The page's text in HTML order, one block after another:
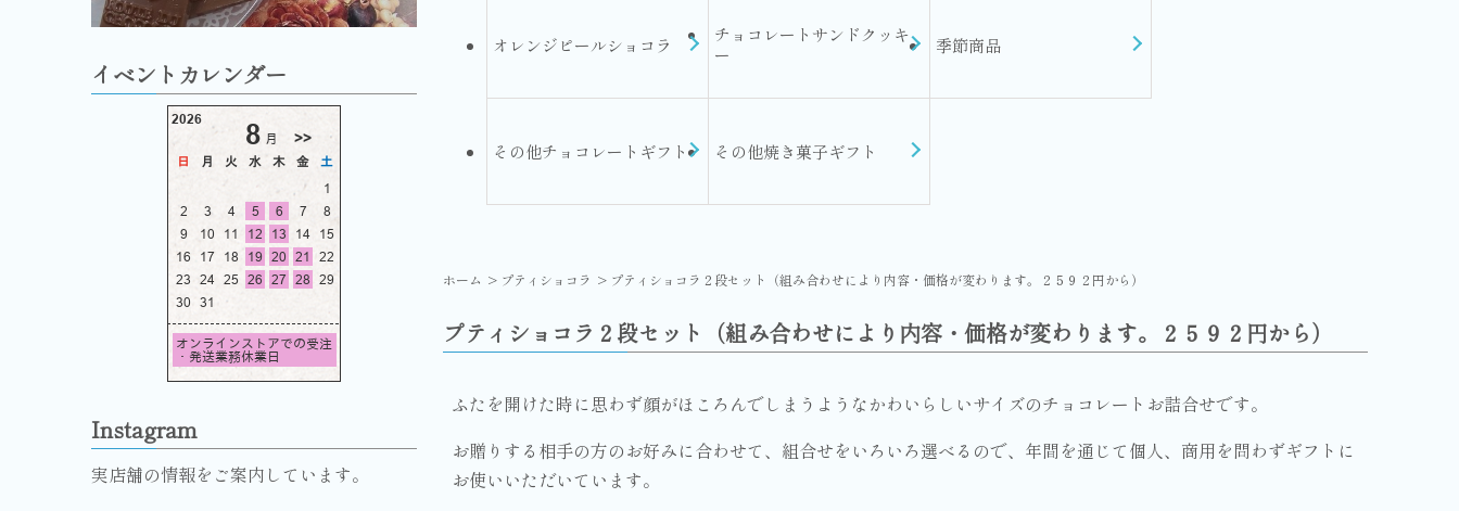
オレンジピールショコラ
チョコレートサンドクッキ
ー
季節商品
その他チョコレートギフト その他焼き菓子ギフト
ホーム プティショコラ プティショコラ２段セット（組み合わせにより内容・価格が変わります。２５９２円から）
プティショコラ２段セット（組み合わせにより内容・価格が変わります。２５９２円から）
ふたを開けた時に思わず顔がほころんでしまうようなかわいらしいサイズのチョコレートお詰合せです。
お贈りする相手の方のお好みに合わせて、組合せをいろいろ選べるので、年間を通じて個人、商用を問わずギフトに
お使いいただいています。
イベントカレンダー
Instagram
実店舗の情報をご案内しています。